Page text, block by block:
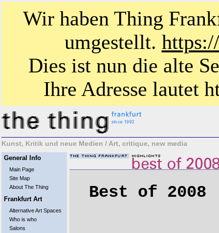
Wir haben Thing
umgestellt.
Dies ist nun die alte
Ihre Adresse lautet
Kunst, Kritik und neue Medien / Art, critique, new media
General Info
Main Page
Site Map
About The Thing
Frankfurt Art
Alternative Art Spaces
Who is who
Salons
Best of 2008